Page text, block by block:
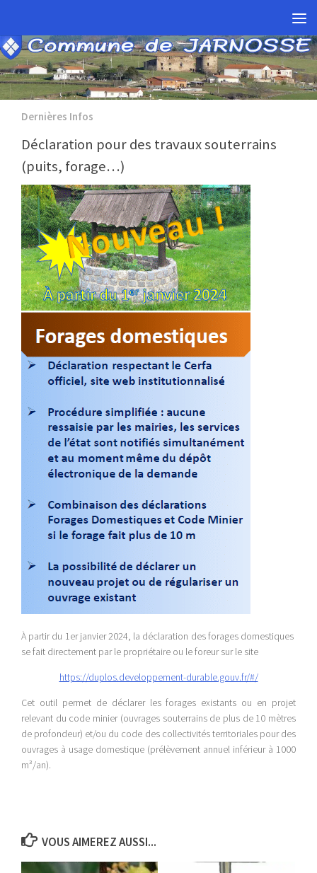
Dernières Infos
Déclaration pour des travaux souterrains
(puits, forage…)
À partir du 1er janvier 2024, la déclaration des forages domestiques
se fait directement par le propriétaire ou le foreur sur le site
https://duplos.developpement-durable.gouv.fr/#/
Cet outil permet de déclarer les forages existants ou en projet
relevant du code minier (ouvrages souterrains de plus de 10 mètres
de profondeur) et/ou du code des collectivités territoriales pour des
ouvrages à usage domestique (prélèvement annuel inférieur à 1000
m³/an).
VOUS AIMEREZ AUSSI...